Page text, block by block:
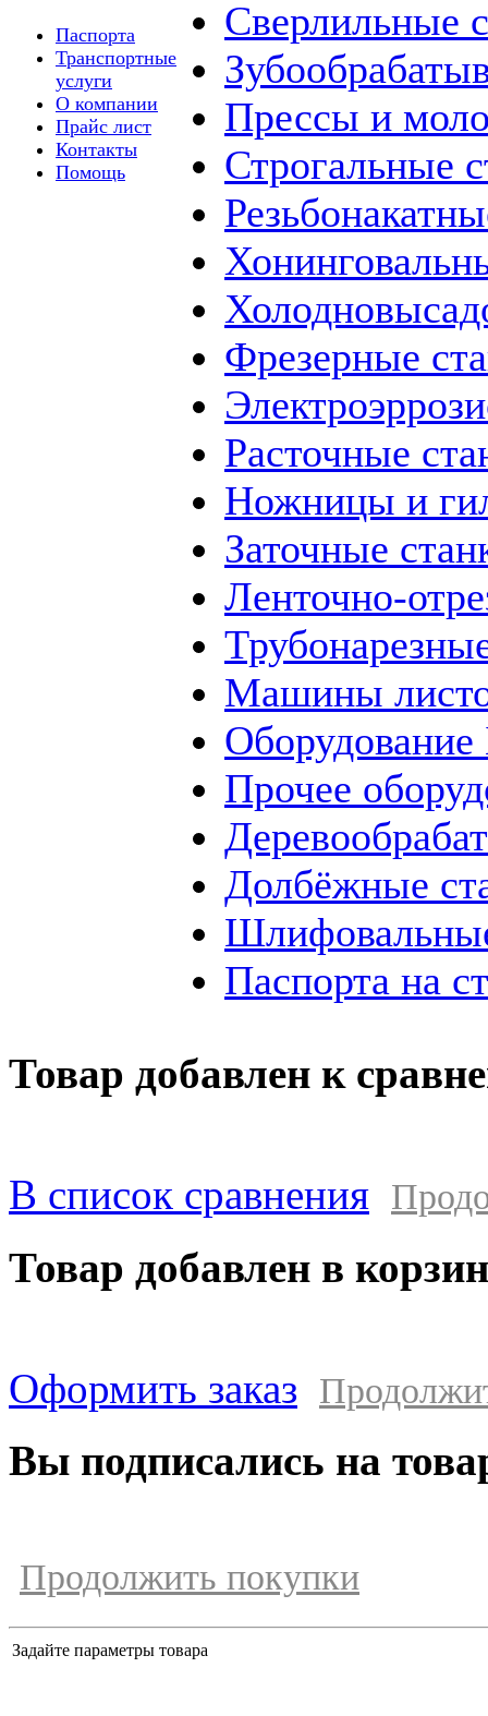
Паспорта
Транспортные
услуги
О компании
Прайс лист
Контакты
Помощь
Сверлильные
Прессы и
Строгальные
Фрезерные
Расточные
Ножницы и
Заточные
Ленточно-
Машины
Прочее
Долбёжные
Паспорта на
Товар добавлен к
В список сравнения
Товар добавлен в
Оформить заказ
Вы подписались на
Продолжить покупки
Задайте параметры товара